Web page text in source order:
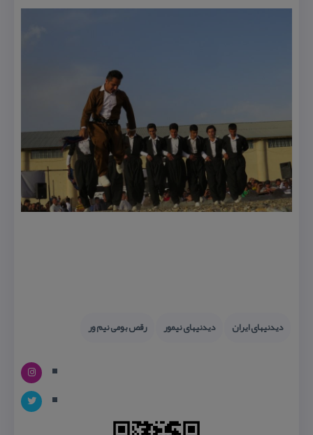
دیدنیهای ایران دیدنیهای نیمور رقص بومی نیم ور